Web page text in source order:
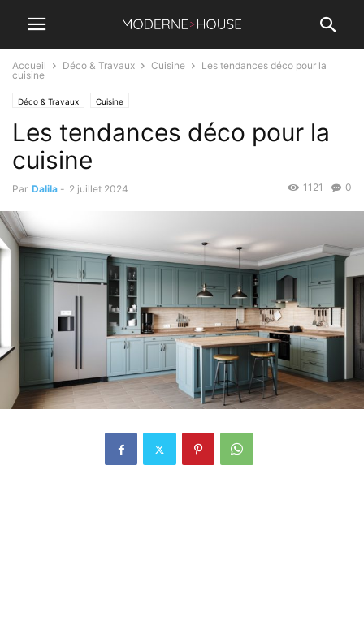
Accueil Déco & Travaux Cuisine
Les tendances déco pour la
cuisine
Déco & Travaux Cuisine
Les tendances déco pour la
cuisine
Par Dalila - 2 juillet 2024 0
1121